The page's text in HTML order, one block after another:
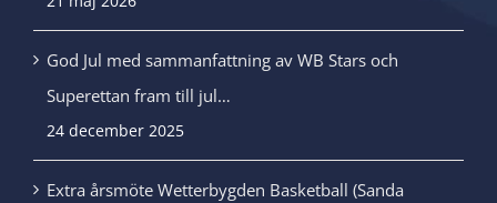
God Jul med sammanfattning av WB Stars och
Superettan fram till jul…
24 december 2025
Extra årsmöte Wetterbygden Basketball (Sanda